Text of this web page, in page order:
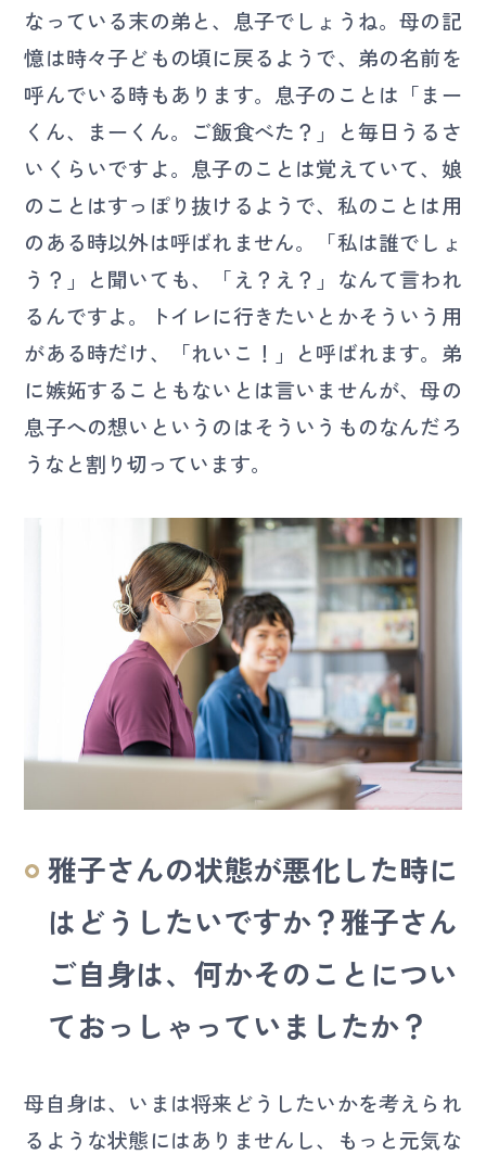
なっている末の弟と、息子でしょうね。母の記
憶は時々子どもの頃に戻るようで、弟の名前を
呼んでいる時もあります。息子のことは「まー
くん、まーくん。ご飯食べた？」と毎日うるさ
いくらいですよ。息子のことは覚えていて、娘
のことはすっぽり抜けるようで、私のことは用
のある時以外は呼ばれません。「私は誰でしょ
う？」と聞いても、「え？え？」なんて言われ
るんですよ。トイレに行きたいとかそういう用
がある時だけ、「れいこ！」と呼ばれます。弟
に嫉妬することもないとは言いませんが、母の
息子への想いというのはそういうものなんだろ
うなと割り切っています。
雅子さんの状態が悪化した時に
はどうしたいですか？雅子さん
ご自身は、何かそのことについ
ておっしゃっていましたか？
母自身は、いまは将来どうしたいかを考えられ
るような状態にはありませんし、もっと元気な